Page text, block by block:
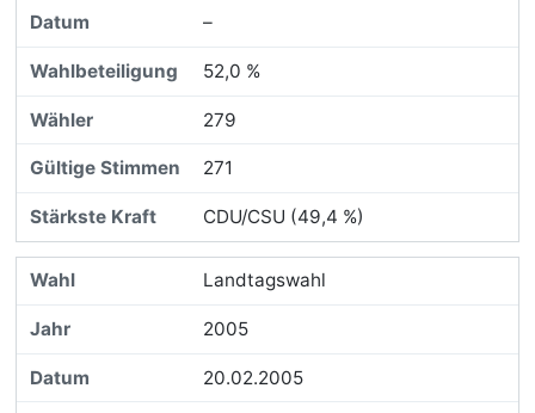
–
52,0 %
279
271
CDU/CSU (49,4 %)
Landtagswahl
2005
20.02.2005